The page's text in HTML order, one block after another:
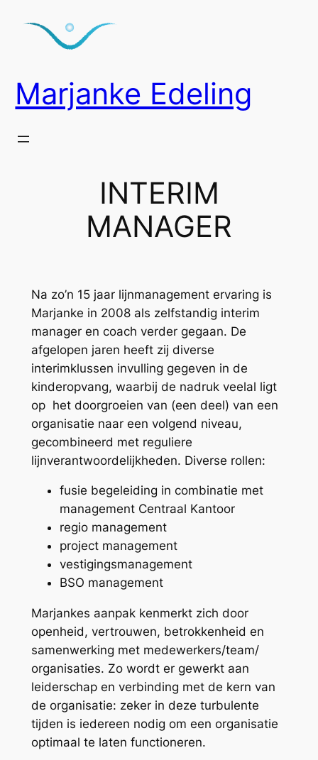
Marjanke Edeling
INTERIM
MANAGER
Na zo’n 15 jaar lijnmanagement ervaring is
Marjanke in 2008 als zelfstandig interim
manager en coach verder gegaan. De
afgelopen jaren heeft zij diverse
interimklussen invulling gegeven in de
kinderopvang, waarbij de nadruk veelal ligt
op het doorgroeien van (een deel) van een
organisatie naar een volgend niveau,
gecombineerd met reguliere
lijnverantwoordelijkheden. Diverse rollen:
fusie begeleiding in combinatie met
management Centraal Kantoor
regio management
project management
vestigingsmanagement
BSO management
Marjankes aanpak kenmerkt zich door
openheid, vertrouwen, betrokkenheid en
samenwerking met medewerkers/team/
organisaties. Zo wordt er gewerkt aan
leiderschap en verbinding met de kern van
de organisatie: zeker in deze turbulente
tijden is iedereen nodig om een organisatie
optimaal te laten functioneren.